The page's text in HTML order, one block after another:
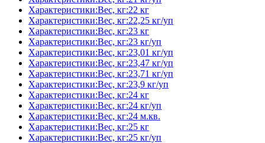
Характеристики:Вес, кг:22 кг
Характеристики:Вес, кг:22,25 кг/уп
Характеристики:Вес, кг:23 кг
Характеристики:Вес, кг:23 кг/уп
Характеристики:Вес, кг:23,01 кг/уп
Характеристики:Вес, кг:23,47 кг/уп
Характеристики:Вес, кг:23,71 кг/уп
Характеристики:Вес, кг:23,9 кг/уп
Характеристики:Вес, кг:24 кг
Характеристики:Вес, кг:24 кг/уп
Характеристики:Вес, кг:24 м.кв.
Характеристики:Вес, кг:25 кг
Характеристики:Вес, кг:25 кг/уп